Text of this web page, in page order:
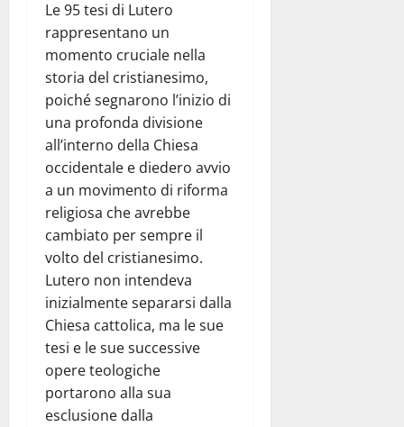
Le 95 tesi di Lutero
rappresentano un
momento cruciale nella
storia del cristianesimo,
poiché segnarono l’inizio di
una profonda divisione
all’interno della Chiesa
occidentale e diedero avvio
a un movimento di riforma
religiosa che avrebbe
cambiato per sempre il
volto del cristianesimo.
Lutero non intendeva
inizialmente separarsi dalla
Chiesa cattolica, ma le sue
tesi e le sue successive
opere teologiche
portarono alla sua
esclusione dalla